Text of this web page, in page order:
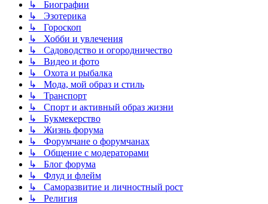
↳ Биографии
↳ Эзотерика
↳ Гороскоп
↳ Хобби и увлечения
↳ Садоводство и огородничество
↳ Видео и фото
↳ Охота и рыбалка
↳ Мода, мой образ и стиль
↳ Транспорт
↳ Спорт и активный образ жизни
↳ Букмекерство
↳ Жизнь форума
↳ Форумчане о форумчанах
↳ Общение с модераторами
↳ Блог форума
↳ Флуд и флейм
↳ Саморазвитие и личностный рост
↳ Религия